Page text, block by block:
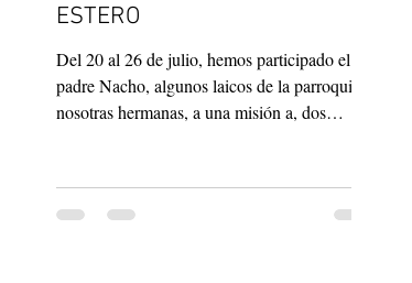
ESTERO
Del 20 al 26 de julio, hemos participado el
padre Nacho, algunos laicos de la parroquia y
nosotras hermanas, a una misión a, dos
Estero. Fue una experiencia de gracia, de
trabajo en equipo, de compartir con la gente